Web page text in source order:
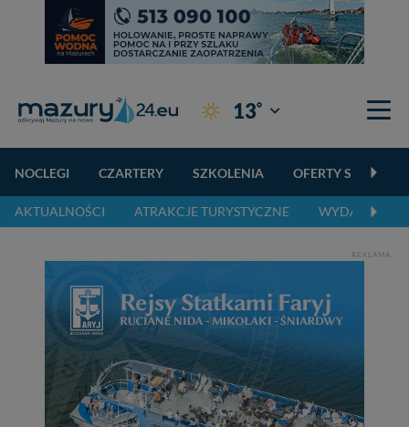
13° Giżycko
NOCLEGI CZARTERY SZKOLENIA OFERTY
AKTUALNOŚCI ATRAKCJE TURYSTYCZNE WYDARZENIA
REKLAMA